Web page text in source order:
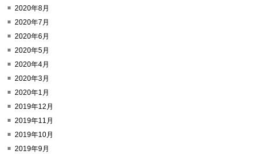
2020年8月
2020年7月
2020年6月
2020年5月
2020年4月
2020年3月
2020年1月
2019年12月
2019年11月
2019年10月
2019年9月